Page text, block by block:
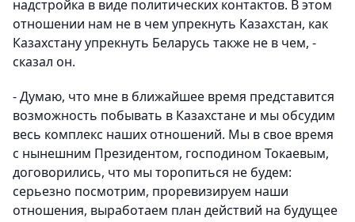
надстройка в виде политических контактов. В этом
отношении нам не в чем упрекнуть Казахстан, как
Казахстану упрекнуть Беларусь также не в чем, -
сказал он.
- Думаю, что мне в ближайшее время представится
возможность побывать в Казахстане и мы обсудим
весь комплекс наших отношений. Мы в свое время
с нынешним Президентом, господином Токаевым,
договорились, что мы торопиться не будем:
серьезно посмотрим, проревизируем наши
отношения, выработаем план действий на будущее